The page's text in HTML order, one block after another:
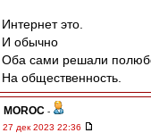
Интернет это.
И обычно
Оба сами решали
На общественность.
MOROC -
27 дек 2023 22:36